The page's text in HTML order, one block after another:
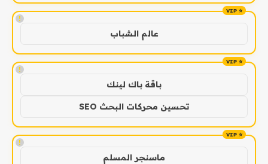
!
عالم الشباب
!
باقة باك لينك
تحسين محركات البحث SEO
!
ماسنجر المسلم